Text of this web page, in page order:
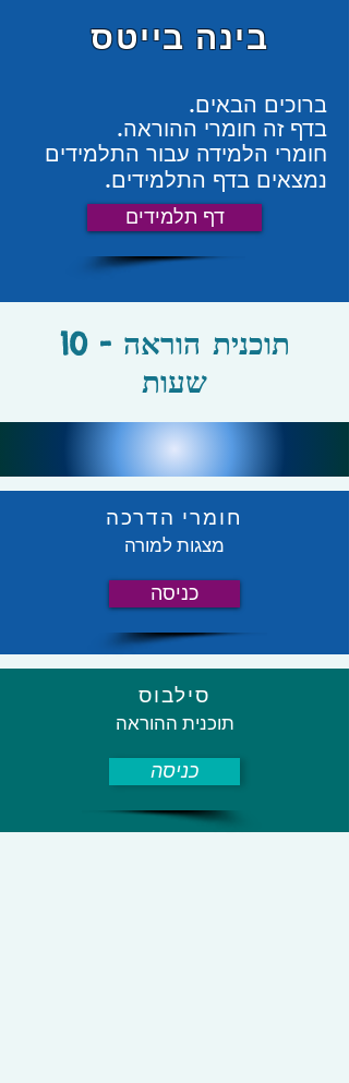
בינה בייטס
ברוכים הבאים.
בדף זה חומרי ההוראה.
חומרי הלמידה עבור התלמידים
נמצאים בדף התלמידים.
דף תלמידים
תוכנית הוראה - 10
שעות
חומרי הדרכה
מצגות למורה
כניסה
סילבוס
תוכנית ההוראה
כניסה